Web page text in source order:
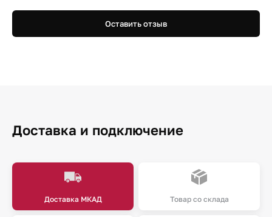
Оставить отзыв
Доставка и подключение
Доставка МКАД Товар со склада